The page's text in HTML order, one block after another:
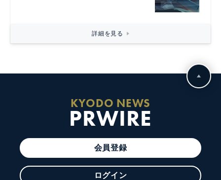
詳細を見る
KYODO NEWS
PRWIRE
会員登録
ログイン